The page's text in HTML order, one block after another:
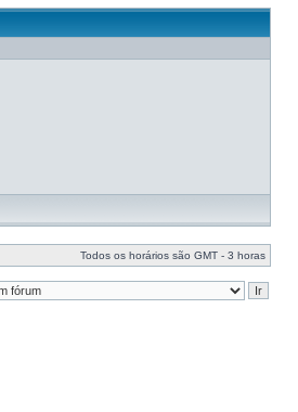
Todos os horários são GMT - 3 horas